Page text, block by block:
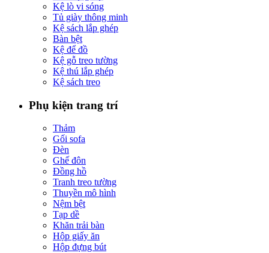
Kệ lò vi sóng
Tủ giày thông minh
Kệ sách lắp ghép
Bàn bệt
Kệ để đồ
Kệ gỗ treo tường
Kệ thú lắp ghép
Kệ sách treo
Phụ kiện trang trí
Thảm
Gối sofa
Đèn
Ghế đôn
Đồng hồ
Tranh treo tường
Thuyền mô hình
Nệm bệt
Tạp dề
Khăn trải bàn
Hộp giấy ăn
Hộp đựng bút